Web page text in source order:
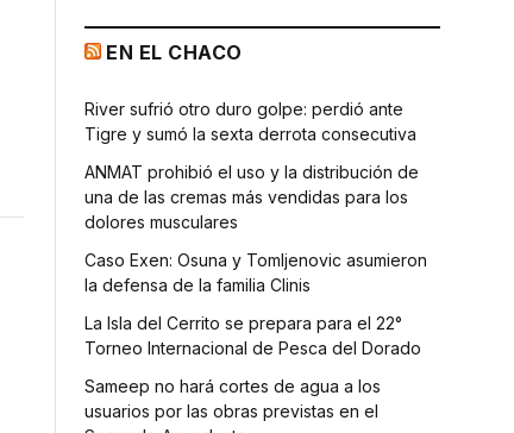
EN EL CHACO
River sufrió otro duro golpe: perdió ante
Tigre y sumó la sexta derrota consecutiva
ANMAT prohibió el uso y la distribución de
una de las cremas más vendidas para los
dolores musculares
Caso Exen: Osuna y Tomljenovic asumieron
la defensa de la familia Clinis
La Isla del Cerrito se prepara para el 22°
Torneo Internacional de Pesca del Dorado
Sameep no hará cortes de agua a los
usuarios por las obras previstas en el